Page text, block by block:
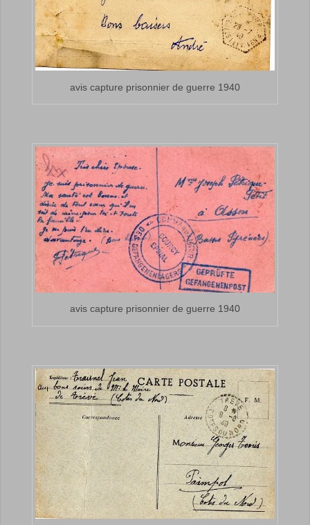
avis capture prisonnier de guerre 1940
avis capture prisonnier de guerre 1940